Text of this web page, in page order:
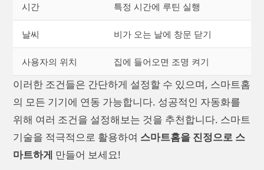
시간 특정 시간에 루틴 실행
날씨 비가 오는 날에 창문 닫기
사용자의 위치 집에 들어오면 조명 켜기
이러한 조건들은 간단하게 설정할 수 있으며, 스마트홈
의 모든 기기에 연동 가능합니다. 성공적인 자동화를
위해 여러 조건을 설정해보는 것을 추천합니다. 스마트
기술을 적극적으로 활용하여 스마트홈을 진정으로 스
마트하게 만들어 보세요!